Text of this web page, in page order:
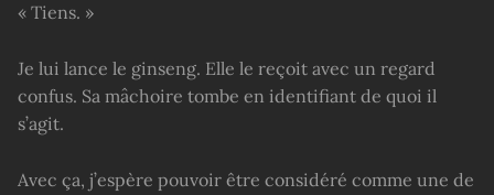
« Tiens. »
Je lui lance le ginseng. Elle le reçoit avec un regard
confus. Sa mâchoire tombe en identifiant de quoi il
s’agit.
Avec ça, j’espère pouvoir être considéré comme une de